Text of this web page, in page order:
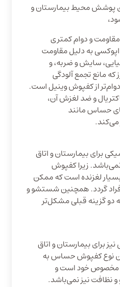
پوشش محیط بیمارستان و
و دوام کمتری
به دلیل مقاومت
سایش و ضربه، و
مانع تجمع آلودگی
از کفپوش وینیل است.
و ضد لغزش آن،
حساس مانند
برای بیمارستان و اتاق
زیرا کفپوش
لغزنده‌ است که ممکن
گردد. همچنین شستشو و
دو گزینه قبلی مشکل‌تر
برای بیمارستان و اتاق
نوع کفپوش حساس به
مخصوص خود است و
نیز نمی‌باشد.